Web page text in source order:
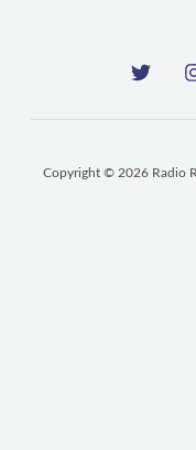
Copyright © 2026 Radio